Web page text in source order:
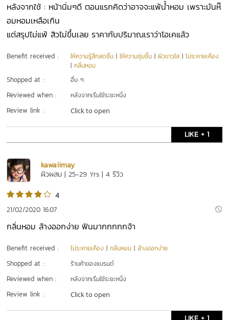
หลังจากใช้ : หน้านิ่มๆดี ตอนแรกคิดว่าอาจจะแพ้น้ำหอม เพราะมันห๊
อมหอมเหลือเกิน
แต่สรุปไม่แพ้ สิวไม่ขึ้นเลย ราคากับปริมาณเราว่าโอเคแล้ว
Benefit received : ให้ความรู้สึกสดชื่น |ให้ความชุ่มชื้น |ผิวขาวใส |ไม่ระคายเคือง
|กลิ่นหอม
Shopped at : อื่น ๆ
Reviewed when : หลังจากเริ่มใช้ระยะหนึ่ง
Review link : Click to open
LIKE + 1
kawaiimay
ผิวผสม | 25-29 Yrs | 4 รีวิว
4
21/02/2020 16:07
กลิ่นหอม ล้างออกง่าย ฟินมากกกกกจ้า
Benefit received : ไม่ระคายเคือง |กลิ่นหอม |ล้างออกง่าย
Shopped at : ร้านค้าของแบรนด์
Reviewed when : หลังจากเริ่มใช้ระยะหนึ่ง
Review link : Click to open